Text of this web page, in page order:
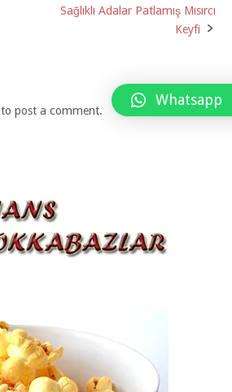
Sağlıklı Adalar Patlamış Mısırcı
Keyfi
to post a comment.
Whatsapp